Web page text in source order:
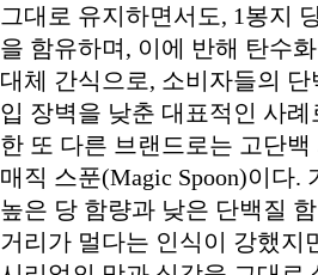
그대로 유지하면서도, 1봉지
을 함유하며, 이에 반해 탄수
대체 간식으로, 소비자들의
입 장벽을 낮춘 대표적인 사
한 또 다른 브랜드로는 고단
매직 스푼(Magic Spoon)이다.
높은 당 함량과 낮은 단백질
거리가 멀다는 인식이 강했지